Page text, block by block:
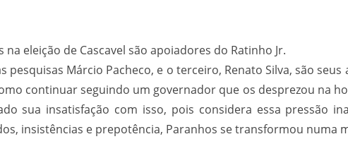
favoritos na eleição de Cascavel
pesquisas Márcio Pacheco, e o terceiro, Renato Silva, são
continuar seguindo um governador que os desprezou na
sua insatisfação com isso, pois considera essa pressão
insistências e prepotência, Paranhos se transformou numa